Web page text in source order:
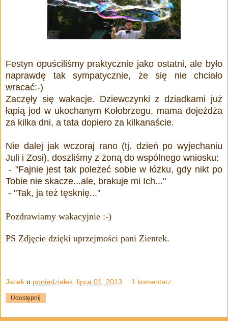
Festyn opuściliśmy praktycznie jako ostatni, ale było
naprawdę tak sympatycznie, że się nie chciało
wracać:-)
Zaczęły się wakacje. Dziewczynki z dziadkami już
łapią jod w ukochanym Kołobrzegu, mama dojeżdża
za kilka dni, a tata dopiero za kilkanaście.
Nie dalej jak wczoraj rano (tj. dzień po wyjechaniu
Juli i Zosi), doszliśmy z żoną do wspólnego wniosku:
- "Fajnie jest tak poleżeć sobie w łóżku, gdy nikt po
Tobie nie skacze...ale, brakuje mi Ich..."
- "Tak, ja też tęsknię..."
Pozdrawiamy wakacyjnie :-)
PS Zdjęcie dzięki uprzejmości pani Zientek.
Jacek o poniedziałek, lipca 01, 2013 1 komentarz:
Udostępnij